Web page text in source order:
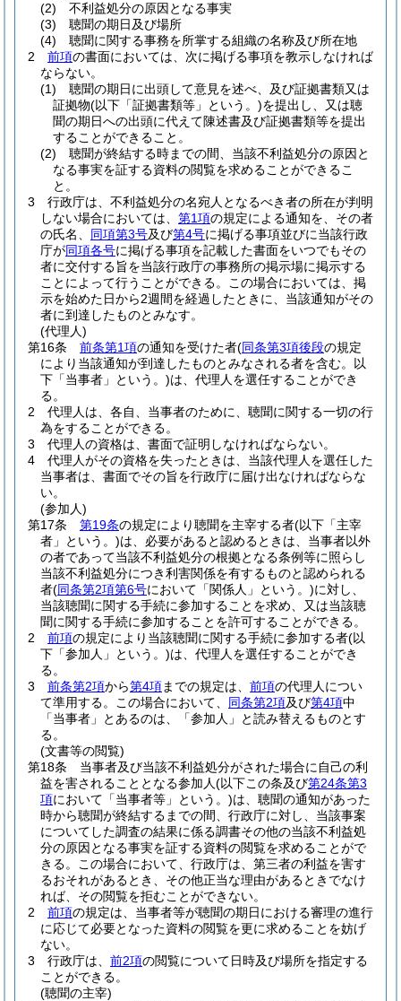
(2)
不利益処分の原因となる事実
(3)
聴聞の期日及び場所
(4)
聴聞に関する事務を所掌する組織の名称及び所在地
2
前項の書面においては、次に掲げる事項を教示しなければ
ならない。
(1)
聴聞の期日に出頭して意見を述べ、及び証拠書類又は
証拠物(以下「証拠書類等」という。)を提出し、又は聴
聞の期日への出頭に代えて陳述書及び証拠書類等を提出
することができること。
(2)
聴聞が終結する時までの間、当該不利益処分の原因と
なる事実を証する資料の閲覧を求めることができるこ
と。
3
行政庁は、不利益処分の名宛人となるべき者の所在が判明
しない場合においては、 第1項の規定による通知を、その者
の氏名、 同項第3号及び第4号に掲げる事項並びに当該行政
庁が同項各号に掲げる事項を記載した書面をいつでもその
者に交付する旨を当該行政庁の事務所の掲示場に掲示する
ことによって行うことができる。
この場合においては、掲
示を始めた日から2週間を経過したときに、当該通知がその
者に到達したものとみなす。
(代理人)
第16条
前条第1項の通知を受けた者(同条第3項後段の規定
により当該通知が到達したものとみなされる者を含む。以
下「当事者」という。)は、代理人を選任することができ
る。
2
代理人は、各自、当事者のために、聴聞に関する一切の行
為をすることができる。
3
代理人の資格は、書面で証明しなければならない。
4
代理人がその資格を失ったときは、当該代理人を選任した
当事者は、書面でその旨を行政庁に届け出なければならな
い。
(参加人)
第17条
第19条の規定により聴聞を主宰する者(以下「主宰
者」という。)は、必要があると認めるときは、当事者以外
の者であって当該不利益処分の根拠となる条例等に照らし
当該不利益処分につき利害関係を有するものと認められる
者(同条第2項第6号において「関係人」という。)に対し、
当該聴聞に関する手続に参加することを求め、又は当該聴
聞に関する手続に参加することを許可することができる。
2
前項の規定により当該聴聞に関する手続に参加する者(以
下「参加人」という。)は、代理人を選任することができ
る。
3
前条第2項から第4項までの規定は、 前項の代理人につい
て準用する。
この場合において、 同条第2項及び第4項中
「当事者」とあるのは、「参加人」と読み替えるものとす
る。
(文書等の閲覧)
第18条
当事者及び当該不利益処分がされた場合に自己の利
益を害されることとなる参加人(以下この条及び第24条第3
項において「当事者等」という。)は、聴聞の通知があった
時から聴聞が終結するまでの間、行政庁に対し、当該事案
についてした調査の結果に係る調書その他の当該不利益処
分の原因となる事実を証する資料の閲覧を求めることがで
きる。
この場合において、行政庁は、第三者の利益を害す
るおそれがあるとき、その他正当な理由があるときでなけ
れば、その閲覧を拒むことができない。
2
前項の規定は、当事者等が聴聞の期日における審理の進行
に応じて必要となった資料の閲覧を更に求めることを妨げ
ない。
3
行政庁は、 前2項の閲覧について日時及び場所を指定する
ことができる。
(聴聞の主宰)